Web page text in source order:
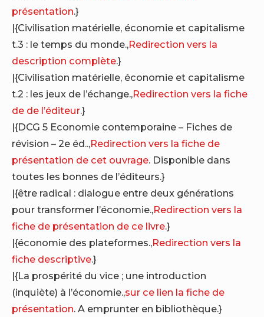
présentation.}
|{Civilisation matérielle, économie et capitalisme
t.3 : le temps du monde.,Redirection vers la
description complète.}
|{Civilisation matérielle, économie et capitalisme
t.2 : les jeux de l’échange.,Redirection vers la fiche
de de l’éditeur.}
|{DCG 5 Economie contemporaine – Fiches de
révision – 2e éd..,Redirection vers la fiche de
présentation de cet ouvrage. Disponible dans
toutes les bonnes de l’éditeurs.}
|{être radical : dialogue entre deux générations
pour transformer l’économie.,Redirection vers la
fiche de présentation de ce livre.}
|{économie des plateformes.,Redirection vers la
fiche descriptive.}
|{La prospérité du vice ; une introduction
(inquiète) à l’économie.,sur ce lien la fiche de
présentation. A emprunter en bibliothèque.}